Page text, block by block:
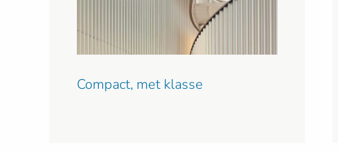
Compact, met klasse